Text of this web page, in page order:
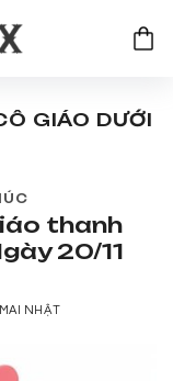
GIÁO DƯỚI
thanh
20/11
MAI NHẬT